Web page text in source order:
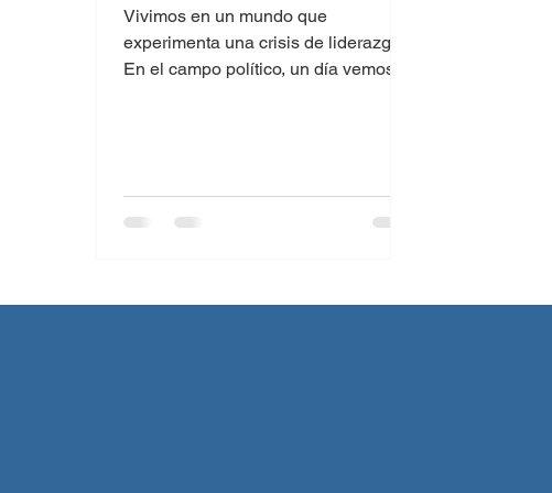
Vivimos en un mundo que
experimenta una crisis de liderazgo:
En el campo político, un día vemos al